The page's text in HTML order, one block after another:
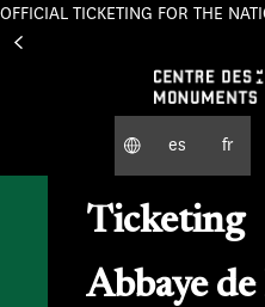
OFFICIAL TICKETING FOR THE
es fr
Ticketing
Abbaye
Cookies management panel